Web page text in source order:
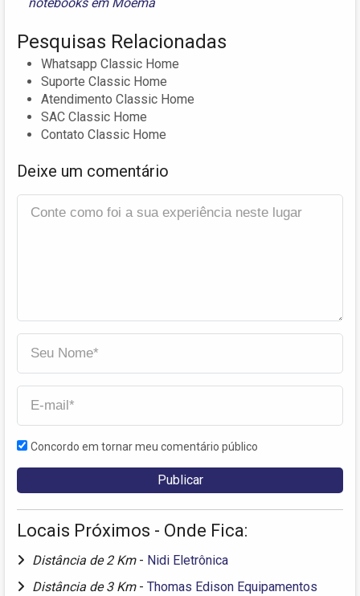
notebooks em Moema
Pesquisas Relacionadas
Whatsapp Classic Home
Suporte Classic Home
Atendimento Classic Home
SAC Classic Home
Contato Classic Home
Deixe um comentário
Concordo em tornar meu comentário público
Locais Próximos - Onde Fica:
Distância de 2 Km - Nidi Eletrônica
Distância de 3 Km - Thomas Edison Equipamentos